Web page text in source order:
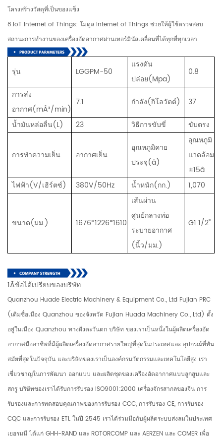
โครงสร้างวัสดุที่เป็นของแข็ง
8.IoT Internet of Things: โมดูล Internet of Things ช่วยให้ผู้ใช้ตรวจสอบ
สถานะการทำงานของเครื่องอัดอากาศผ่านเทอร์มินัลเคลื่อนที่ได้ทุกที่ทุกเวลา
รุ่น LGGPM-50
แรงดัน
ปล่อย(Mpa)
0.8
การส่ง
อากาศ(mÂ³/min)
7.1 กำลัง(กิโลวัตต์)
37
น้ำมันหล่อลื่น(L)
23 วิธีการขับขี่ ขับตรง
การทำความเย็น อากาศเย็น
อุณหภูมิคาย
ประจุ(â)
อุณหภูมิ
แวดล้อม
±15â
ไฟฟ้า(V/เฮิร์ตซ์)
380V/50Hz น้ำหนัก(กก.) 1,070
ขนาด(มม.) 1676*1226*1610
เส้นผ่าน
ศูนย์กลางท่อ
ระบายอากาศ
(นิ้ว/มม.)
G1 1/2''
1Ãข้อได้เปรียบของบริษัท
Quanzhou Huade Electric Machinery & Equipment Co., Ltd Fujian PRC
(เดิมชื่อเมือง Quanzhou ของจังหวัด Fujian Huada Machinery Co., Ltd) ตั้ง
อยู่ในเมือง Quanzhou ทางฝั่งตะวันตก บริษัท ของเราเป็นหนึ่งในผู้ผลิตเครื่องอัด
อากาศมืออาชีพที่มีผู้ผลิตเครื่องอัดอากาศรายใหญ่ที่สุดในประเทศและ อุปกรณ์ที่ทัน
สมัยที่สุดในปัจจุบัน และบริษัทของเราเป็นองค์กรนวัตกรรมและเทคโนโลยีสูง เรา
เชี่ยวชาญในการพัฒนา ออกแบบ และผลิตชุดของเครื่องอัดอากาศแบบลูกสูบและ
สกรู บริษัทของเราได้รับการรับรอง ISO9001:2000 เครื่องจักรสากลของจีน การ
รับรองและการทดสอบคุณภาพของการรับรอง CCC, การรับรอง CE, การรับรอง
CQC และการรับรอง ETL ในปี 2545 เราได้ร่วมมือกับผู้ผลิตระบบส่งลมในประเทศ
เยอรมนี ได้แก่ GHH-RAND และ ROTORCOMP และ AERZEN และ COMER เพื่อ